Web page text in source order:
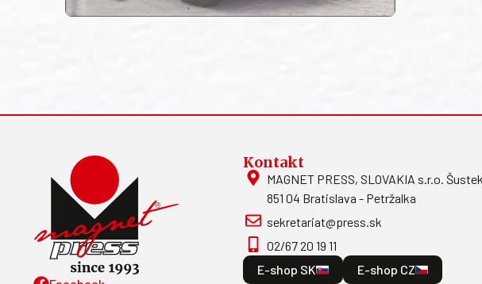
Kontakt
MAGNET PRESS, SLOVAKIA s.r.o.
851 04 Bratislava - Petržalka
sekretariat@press.sk
02/67 20 19 11
E-shop SK
E-shop CZ